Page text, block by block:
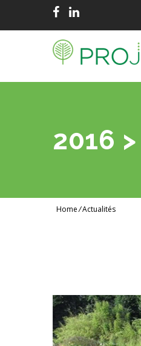
2016 >
Home/Actualités